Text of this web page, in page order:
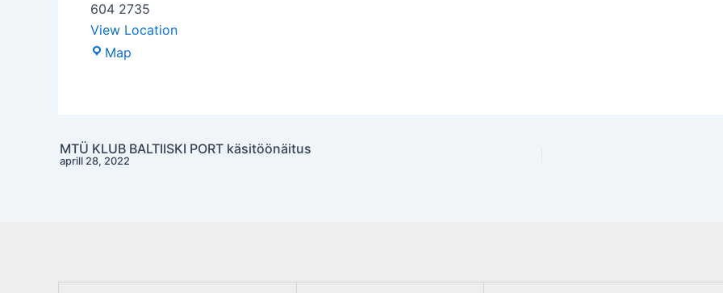
604 2735
View Location
Map
Post
navigation
MTÜ KLUB BALTIISKI PORT käsitöönäitus
aprill 28, 2022